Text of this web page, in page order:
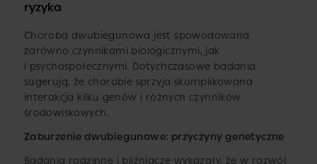
ryzyka
Choroba dwubiegunowa jest spowodowana
zarówno czynnikami biologicznymi, jak
i psychospołecznymi. Dotychczasowe badania
sugerują, że chorobie sprzyja skomplikowana
interakcja kilku genów i różnych czynników
środowiskowych.
Zaburzenie dwubiegunowe: przyczyny genetyczne
Badania rodzinne i bliźniacze wykazały, że w rozwój